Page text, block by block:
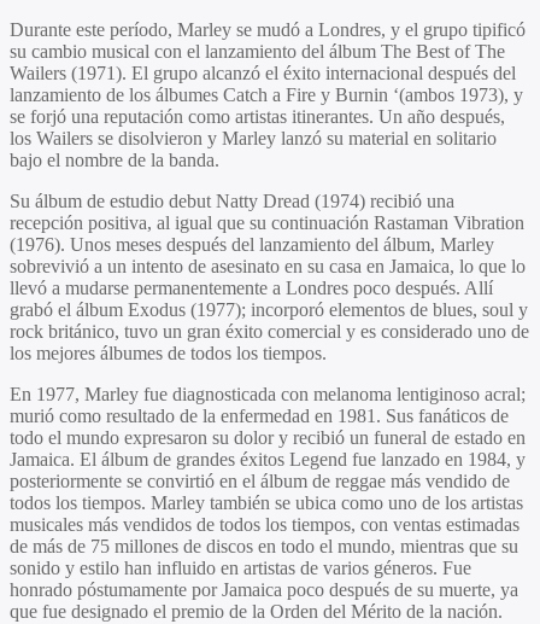
Durante este período, Marley se mudó a Londres, y el grupo tipificó
su cambio musical con el lanzamiento del álbum The Best of The
Wailers (1971). El grupo alcanzó el éxito internacional después del
lanzamiento de los álbumes Catch a Fire y Burnin ‘(ambos 1973), y
se forjó una reputación como artistas itinerantes. Un año después,
los Wailers se disolvieron y Marley lanzó su material en solitario
bajo el nombre de la banda.
Su álbum de estudio debut Natty Dread (1974) recibió una
recepción positiva, al igual que su continuación Rastaman Vibration
(1976). Unos meses después del lanzamiento del álbum, Marley
sobrevivió a un intento de asesinato en su casa en Jamaica, lo que lo
llevó a mudarse permanentemente a Londres poco después. Allí
grabó el álbum Exodus (1977); incorporó elementos de blues, soul y
rock británico, tuvo un gran éxito comercial y es considerado uno de
los mejores álbumes de todos los tiempos.
En 1977, Marley fue diagnosticada con melanoma lentiginoso acral;
murió como resultado de la enfermedad en 1981. Sus fanáticos de
todo el mundo expresaron su dolor y recibió un funeral de estado en
Jamaica. El álbum de grandes éxitos Legend fue lanzado en 1984, y
posteriormente se convirtió en el álbum de reggae más vendido de
todos los tiempos. Marley también se ubica como uno de los artistas
musicales más vendidos de todos los tiempos, con ventas estimadas
de más de 75 millones de discos en todo el mundo, mientras que su
sonido y estilo han influido en artistas de varios géneros. Fue
honrado póstumamente por Jamaica poco después de su muerte, ya
que fue designado el premio de la Orden del Mérito de la nación.